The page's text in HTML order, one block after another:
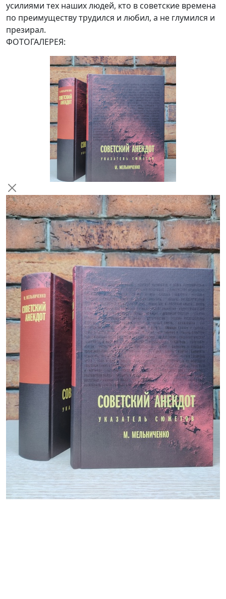
усилиями тех наших людей, кто в советские времена
по преимуществу трудился и любил, а не глумился и
презирал.
ФОТОГАЛЕРЕЯ: